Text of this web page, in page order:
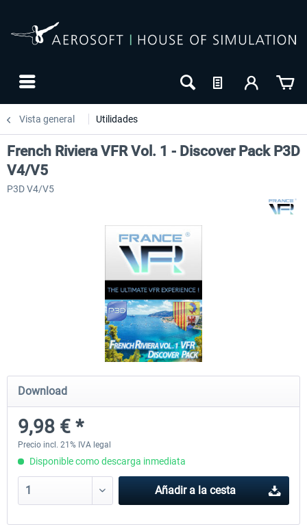
Vista general Utilidades
FSDG - Flight Suite Pro Traffic Global for P3D &
French Riviera VFR Vol. 1 - Discover Pack P3D
V4/V5
P3D V4/V5
Download
9,98 € *
Precio incl. 21% IVA legal
Disponible como descarga inmediata
Añadir a la cesta